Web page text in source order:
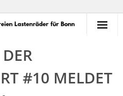
#10 MELDET